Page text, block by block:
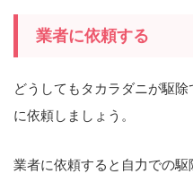
業者に依頼する
どうしてもタカラダニが駆
に依頼しましょう。
業者に依頼すると自力での